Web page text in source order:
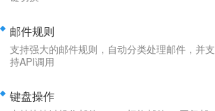
邮件规则
支持强大的邮件规则，自动分类处理邮件，并支
持API调用
键盘操作